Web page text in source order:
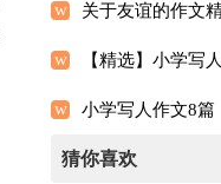
关于友谊的作文
小学写人作文8篇
猜你喜欢